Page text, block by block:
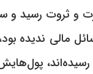
ثروت رسید و
مالی ندیده